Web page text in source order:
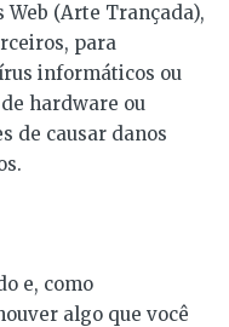
Web (Arte Trançada),
para
informáticos ou
hardware ou
de causar danos
e, como
algo que você